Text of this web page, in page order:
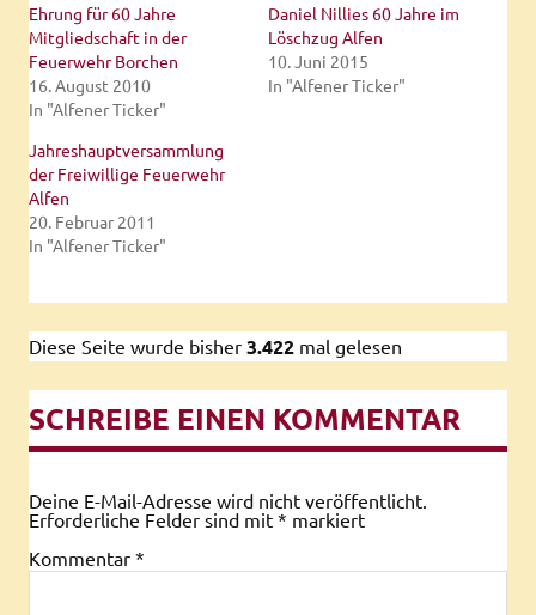
Ehrung für 60 Jahre
Mitgliedschaft in der
Feuerwehr Borchen
16. August 2010
In "Alfener Ticker"
Daniel Nillies 60 Jahre im
Löschzug Alfen
10. Juni 2015
In "Alfener Ticker"
Jahreshauptversammlung
der Freiwillige Feuerwehr
Alfen
20. Februar 2011
In "Alfener Ticker"
Diese Seite wurde bisher 3.422 mal gelesen
SCHREIBE EINEN KOMMENTAR
Deine E-Mail-Adresse wird nicht veröffentlicht.
Erforderliche Felder sind mit * markiert
Kommentar *